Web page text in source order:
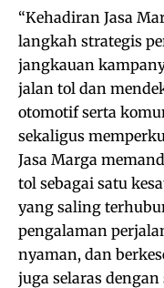
“Kehadiran Jasa
langkah strategis
jangkauan
jalan tol dan
otomotif serta
sekaligus
Jasa Marga
tol sebagai satu
yang saling
pengalaman
nyaman, dan
juga selaras